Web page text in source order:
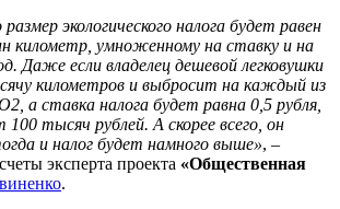
экологического налога будет равен
километр, умноженному на ставку и на
Даже если владелец дешевой легковушки
километров и выбросит на каждый из
а ставка налога будет равна 0,5 рубля,
тысяч рублей. А скорее всего, он
и налог будет намного выше», –
эксперта проекта «Общественная
.